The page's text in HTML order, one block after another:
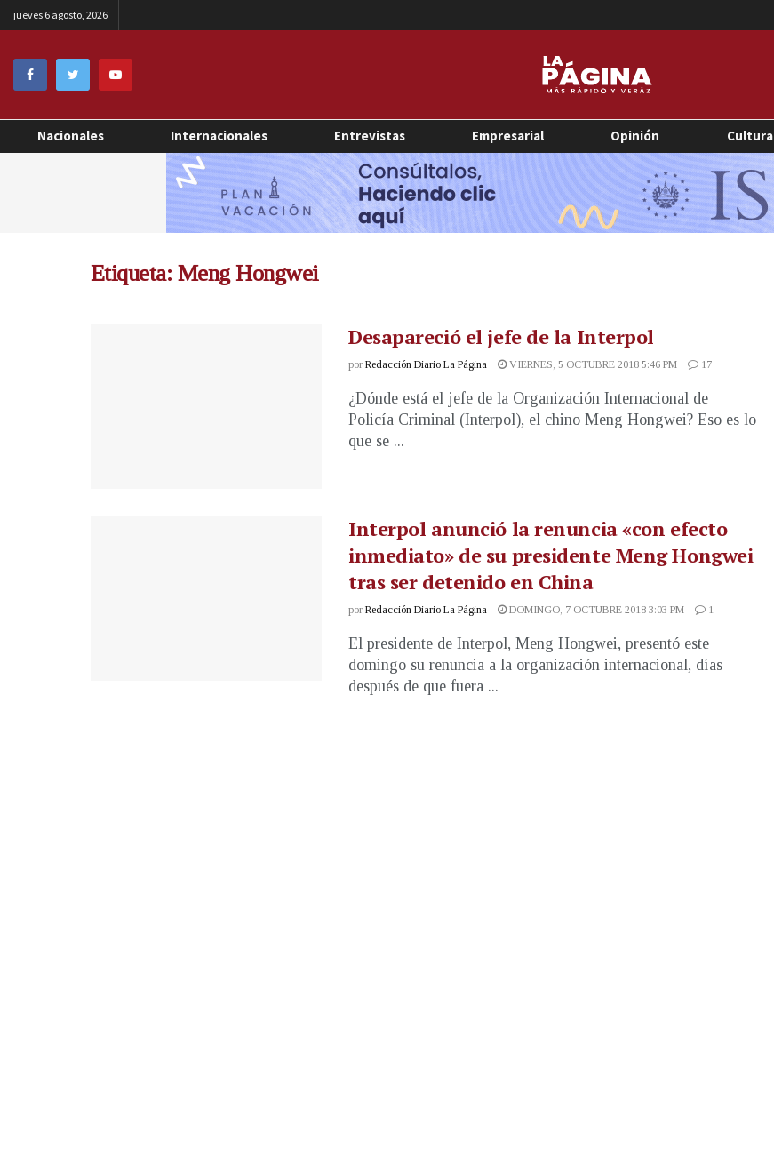
jueves 6 agosto, 2026
Nacionales Internacionales Entrevistas Empresarial Opinión Cultura
Etiqueta: Meng Hongwei
Desapareció el jefe de la Interpol
por Redacción Diario La Página VIERNES, 5 OCTUBRE 2018 5:46 PM 17
¿Dónde está el jefe de la Organización Internacional de
Policía Criminal (Interpol), el chino Meng Hongwei? Eso es lo
que se ...
Interpol anunció la renuncia «con efecto
inmediato» de su presidente Meng Hongwei
tras ser detenido en China
por Redacción Diario La Página DOMINGO, 7 OCTUBRE 2018 3:03 PM 1
El presidente de Interpol, Meng Hongwei, presentó este
domingo su renuncia a la organización internacional, días
después de que fuera ...